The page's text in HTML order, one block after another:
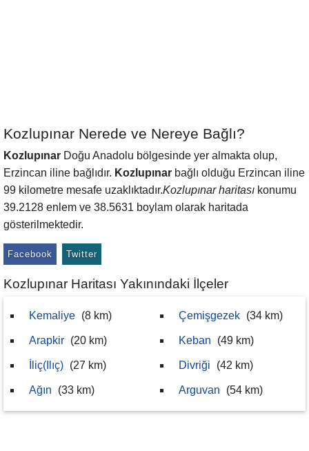
Kozlupınar Nerede ve Nereye Bağlı?
Kozlupınar Doğu Anadolu bölgesinde yer almakta olup,
Erzincan iline bağlıdır. Kozlupınar bağlı olduğu Erzincan iline
99 kilometre mesafe uzaklıktadır.Kozlupınar haritası konumu
39.2128 enlem ve 38.5631 boylam olarak haritada
gösterilmektedir.
Facebook Twitter
Kozlupınar Haritası Yakınındaki İlçeler
Kemaliye (8 km)
Arapkir (20 km)
İliç(Ilıç) (27 km)
Ağın (33 km)
Çemişgezek (34 km)
Keban (49 km)
Divriği (42 km)
Arguvan (54 km)